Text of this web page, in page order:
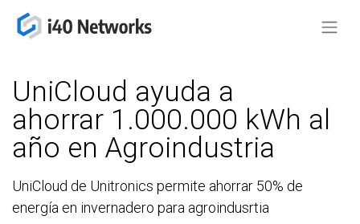
UniCloud ayuda a
ahorrar 1.000.000 kWh al
año en Agroindustria
UniCloud de Unitronics permite ahorrar 50% de
energía en invernadero para agroindusrtia